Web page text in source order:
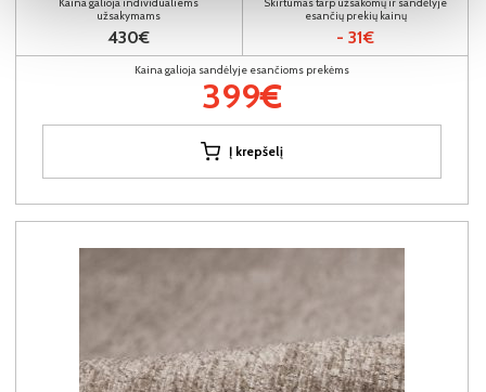
užsakymams
430€
esančių prekių kainų
- 31€
Kaina galioja sandėlyje esančioms prekėms
399€
Į krepšelį